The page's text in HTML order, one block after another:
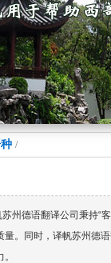
/
州德语翻译公司秉持“
量。同时，译帆苏州德